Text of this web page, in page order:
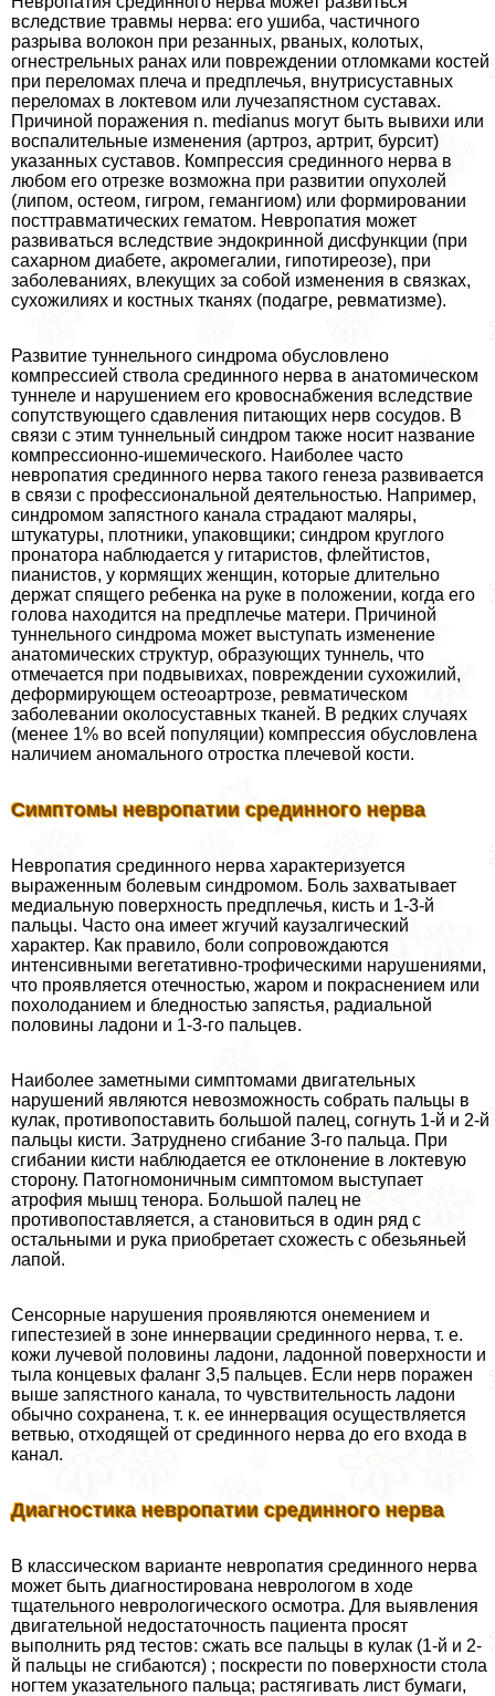
вследствие травмы нерва: его ушиба, частичного
разрыва волокон при резанных, рваных, колотых,
огнестрельных ранах или повреждении отломками костей
при переломах плеча и предплечья, внутрисуставных
переломах в локтевом или лучезапястном суставах.
Причиной поражения n. medianus могут быть вывихи или
воспалительные изменения (артроз, артрит, бурсит)
указанных суставов. Компрессия срединного нерва в
любом его отрезке возможна при развитии опухолей
(липом, остеом, гигром, гемангиом) или формировании
посттравматических гематом. Невропатия может
развиваться вследствие эндокринной дисфункции (при
сахарном диабете, акромегалии, гипотиреозе), при
заболеваниях, влекущих за собой изменения в связках,
сухожилиях и костных тканях (подагре, ревматизме).
Развитие туннельного синдрома обусловлено
компрессией ствола срединного нерва в анатомическом
туннеле и нарушением его кровоснабжения вследствие
сопутствующего сдавления питающих нерв сосудов. В
связи с этим туннельный синдром также носит название
компрессионно-ишемического. Наиболее часто
невропатия срединного нерва такого генеза развивается
в связи с профессиональной деятельностью. Например,
синдромом запястного канала страдают маляры,
штукатуры, плотники, упаковщики; синдром круглого
пронатора наблюдается у гитаристов, флейтистов,
пианистов, у кормящих женщин, которые длительно
держат спящего ребенка на руке в положении, когда его
голова находится на предплечье матери. Причиной
туннельного синдрома может выступать изменение
анатомических структур, образующих туннель, что
отмечается при подвывихах, повреждении сухожилий,
деформирующем остеоартрозе, ревматическом
заболевании околосуставных тканей. В редких случаях
(менее 1% во всей популяции) компрессия обусловлена
наличием аномального отростка плечевой кости.
Симптомы невропатии срединного нерва
Невропатия срединного нерва хаpaктеризуется
выраженным болевым синдромом. Боль захватывает
медиальную поверхность предплечья, кисть и 1-3-й
пальцы. Часто она имеет жгучий каузалгический
хаpaктер. Как правило, боли сопровождаются
интенсивными вегетативно-трофическими нарушениями,
что проявляется отечностью, жаром и покраснением или
похолоданием и бледностью запястья, радиальной
половины ладони и 1-3-го пальцев.
Наиболее заметными симптомами двигательных
нарушений являются невозможность собрать пальцы в
кулак, противопоставить большой палец, согнуть 1-й и 2-й
пальцы кисти. Затруднено сгибание 3-го пальца. При
сгибании кисти наблюдается ее отклонение в локтевую
сторону. Патогномоничным симптомом выступает
атрофия мышц тенора. Большой палец не
противопоставляется, а становиться в один ряд с
остальными и рука приобретает схожесть с обезьяньей
лапой.
Сенсорные нарушения проявляются онемением и
гипестезией в зоне иннервации срединного нерва, т. е.
кожи лучевой половины ладони, ладонной поверхности и
тыла концевых фаланг 3,5 пальцев. Если нерв поражен
выше запястного канала, то чувствительность ладони
обычно сохранена, т. к. ее иннервация осуществляется
ветвью, отходящей от срединного нерва до его входа в
канал.
Диагностика невропатии срединного нерва
В классическом варианте невропатия срединного нерва
может быть диагностирована неврологом в ходе
тщательного неврологического осмотра. Для выявления
двигательной недостаточность пациента просят
выполнить ряд тестов: сжать все пальцы в кулак (1-й и 2-
й пальцы не сгибаются) ; поскрести по поверхности стола
ногтем указательного пальца; растягивать лист бумаги,